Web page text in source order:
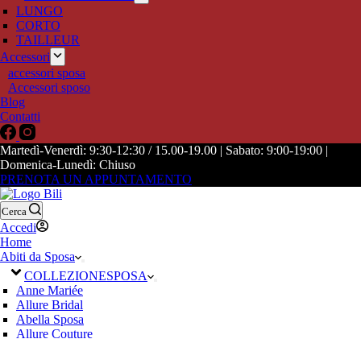
LUNGO
CORTO
TAILLEUR
Accessori
accessori sposa
Accessori sposo
Blog
Contatti
Martedì-Venerdì: 9:30-12:30 / 15.00-19.00 | Sabato: 9:00-19:00 |
Domenica-Lunedì: Chiuso
PRENOTA UN APPUNTAMENTO
Cerca
Accedi
Home
Abiti da Sposa
COLLEZIONESPOSA
Anne Mariée
Allure Bridal
Abella Sposa
Allure Couture